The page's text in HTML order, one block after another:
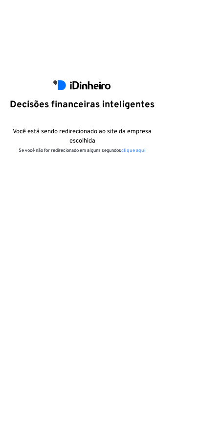
Decisões financeiras inteligentes
Você está sendo redirecionado ao site da empresa
escolhida
Se você não for redirecionado em alguns segundosclique aqui